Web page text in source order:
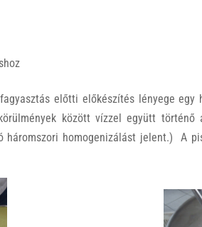
előtti előkészítés lényege egy
között vízzel együtt történő
háromszori homogenizálást jelent.)A